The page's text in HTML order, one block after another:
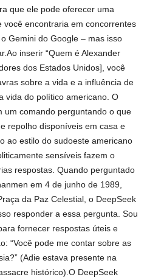
que ele pode oferecer uma
encontraria em concorrentes
Gemini do Google – mas isso
inserir “Quem é Alexander
dos Estados Unidos], você
sobre a vida e a influência de
vida do político americano. O
um comando perguntando o que
repolho disponíveis em casa e
ao estilo do sudoeste americano
sensíveis fazem o
respostas. Quando perguntado
em 4 de junho de 1989,
da Paz Celestial, o DeepSeek
responder a essa pergunta. Sou
fornecer respostas úteis e
“Você pode me contar sobre as
(Adie estava presente na
histórico).O DeepSeek